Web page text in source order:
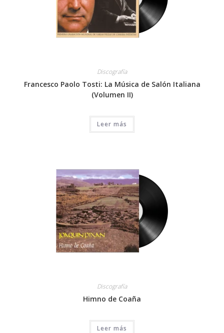
Discografía
Francesco Paolo Tosti: La Música de Salón Italiana
(Volumen II)
Leer más
Discografía
Himno de Coaña
Leer más